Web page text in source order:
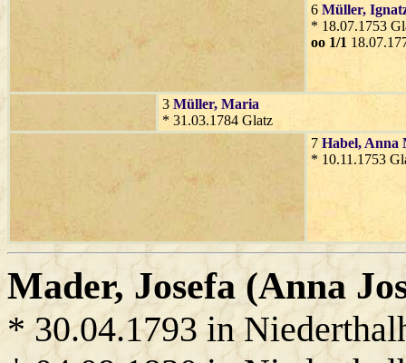
6 Müller,
* 18.07.1753
oo 1/1
3 Müller, Maria
* 31.03.1784 Glatz
7 Habel, Anna
* 10.11.1753
Mader, Josefa (Anna
* 30.04.1793 in